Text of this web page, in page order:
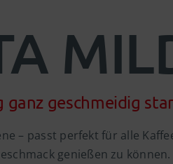
ganz geschmeidig
– passt perfekt für alle
genießen zu können.